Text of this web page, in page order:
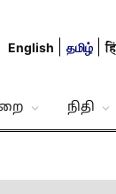
English தமிழ்
நிதி